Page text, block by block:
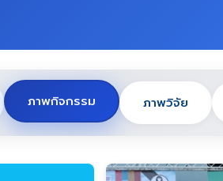
ภาพกิจกรรม ภาพวิจัย